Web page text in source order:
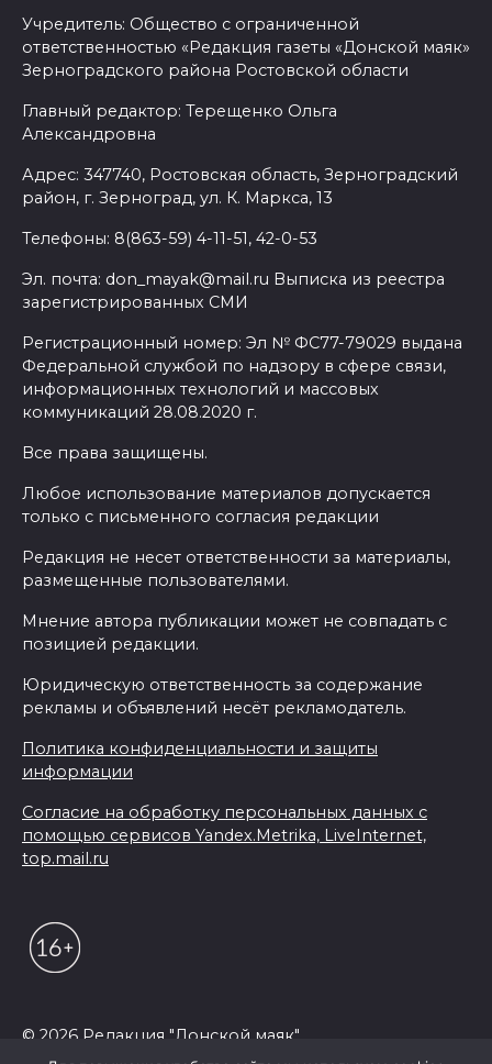
Учредитель: Общество с ограниченной
ответственностью «Редакция газеты «Донской маяк»
Зерноградского района Ростовской области
Главный редактор: Терещенко Ольга
Александровна
Адрес: 347740, Ростовская область, Зерноградский
район, г. Зерноград, ул. К. Маркса, 13
Телефоны: 8(863-59) 4-11-51, 42-0-53
Эл. почта: don_mayak@mail.ru Выписка из реестра
зарегистрированных СМИ
Регистрационный номер: Эл № ФС77-79029 выдана
Федеральной службой по надзору в сфере связи,
информационных технологий и массовых
коммуникаций 28.08.2020 г.
Все права защищены.
Любое использование материалов допускается
только с письменного согласия редакции
Редакция не несет ответственности за материалы,
размещенные пользователями.
Мнение автора публикации может не совпадать с
позицией редакции.
Юридическую ответственность за содержание
рекламы и объявлений несёт рекламодатель.
Политика конфиденциальности и защиты
информации
Согласие на обработку персональных данных с
помощью сервисов Yandex.Metrika, LiveInternet,
top.mail.ru
© 2026 Редакция "Донской маяк"